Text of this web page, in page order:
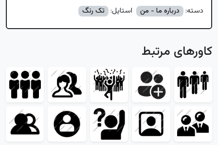
دسته: درباره ما - من استایل: تک رنگ
کاورهای مرتبط